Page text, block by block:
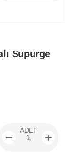
Süpürge
ADET